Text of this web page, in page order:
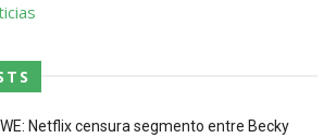
Netflix censura segmento entre Becky